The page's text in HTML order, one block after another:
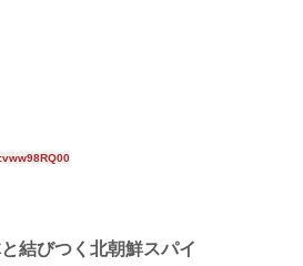
結びつく北朝鮮スパイ